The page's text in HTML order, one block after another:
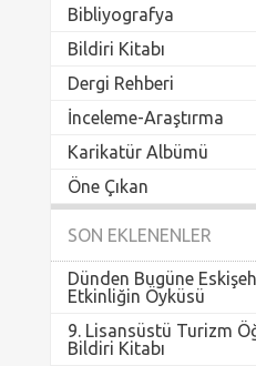
Bibliyografya
Bildiri Kitabı
Dergi Rehberi
İnceleme-Araştırma
Karikatür Albümü
Öne Çıkan
SON EKLENENLER
Dünden Bugüne
Etkinliğin Öyküsü
9. Lisansüstü Turizm
Bildiri Kitabı